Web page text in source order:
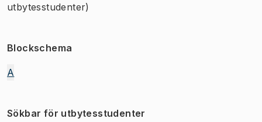
utbytesstudenter)
Blockschema
A
Sökbar för utbytesstudenter